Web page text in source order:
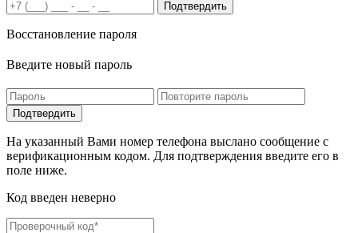
Подтвердить
Восстановление пароля
Введите новый пароль
На указанный Вами номер телефона выслано сообщение с
верификационным кодом. Для подтверждения введите его в
поле ниже.
Код введен неверно